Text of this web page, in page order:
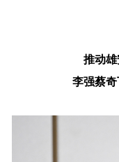
推动
李强蔡